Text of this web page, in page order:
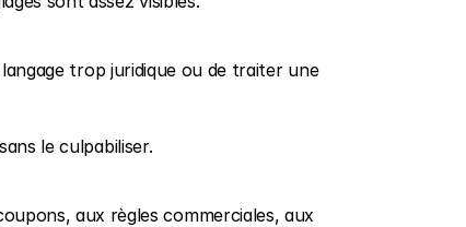
trop juridique ou de traiter une
le culpabiliser.
aux règles commerciales, aux